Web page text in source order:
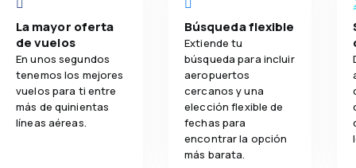
La mayor oferta
de vuelos
En unos segundos
tenemos los mejores
vuelos para ti entre
más de quinientas
líneas aéreas.
Búsqueda flexible
Extiende tu
búsqueda para incluir
aeropuertos
cercanos y una
elección flexible de
fechas para
encontrar la opción
más barata.